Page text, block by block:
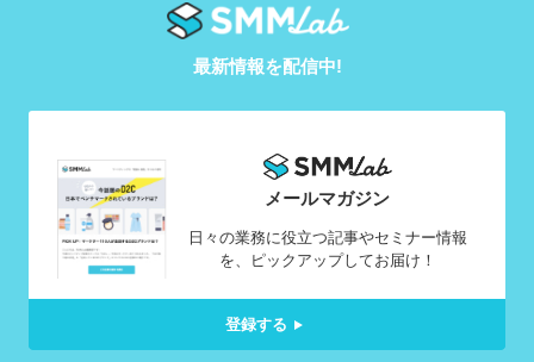
最新情報を配信中!
メールマガジン
日々の業務に役立つ記事やセミナー情報
を、ピックアップしてお届け！
登録する